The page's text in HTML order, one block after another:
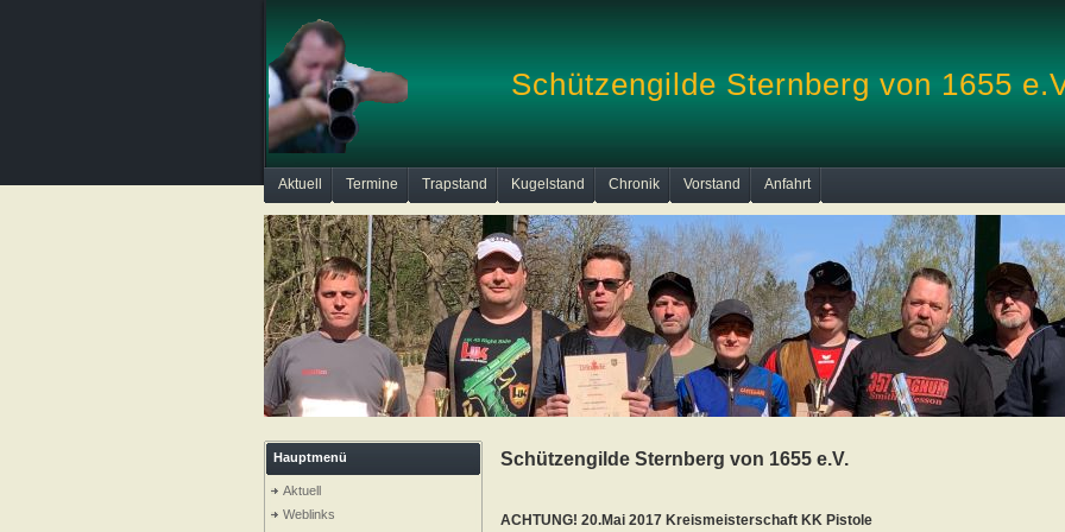
Schützengilde Sternberg von 1655
Aktuell Termine Trapstand Kugelstand Chronik Vorstand Anfahrt
Hauptmenü
Aktuell
Weblinks
Schützengilde Sternberg von 1655 e.V.
ACHTUNG! 20.Mai 2017 Kreismeisterschaft KK Pistole